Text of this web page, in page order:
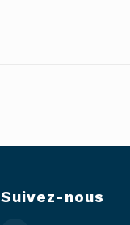
Suivez-nous